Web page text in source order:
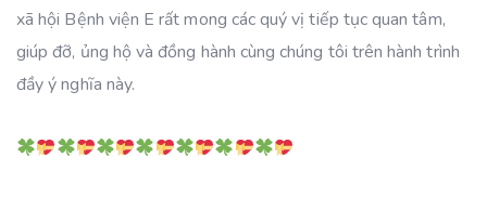
xã hội Bệnh viện E rất mong các quý vị tiếp tục quan tâm,
giúp đỡ, ủng hộ và đồng hành cùng chúng tôi trên hành trình
đầy ý nghĩa này.